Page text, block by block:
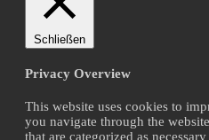
Schließen
Privacy Overview
This website uses cookies to
you navigate through the
that are categorized as